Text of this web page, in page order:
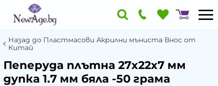
Назад до Пластмасови Акрилни мъниста Внос от
Китай
Пеперуда плътна 27x22x7 мм
дупка 1.7 мм бяла -50 грама